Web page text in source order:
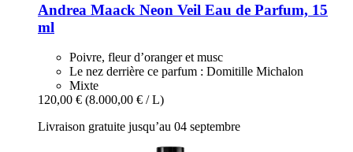
Andrea Maack Neon Veil Eau de Parfum, 15
ml
Poivre, fleur d’oranger et musc
Le nez derrière ce parfum : Domitille Michalon
Mixte
120,00 € (8.000,00 € / L)
Livraison gratuite jusqu’au 04 septembre